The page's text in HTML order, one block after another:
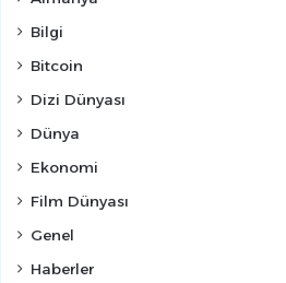
Bilgi
Bitcoin
Dizi Dünyası
Dünya
Ekonomi
Film Dünyası
Genel
Haberler